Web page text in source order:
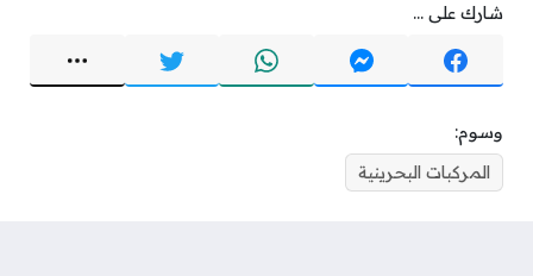
شارك على ...
وسوم:
المركبات البحرينية